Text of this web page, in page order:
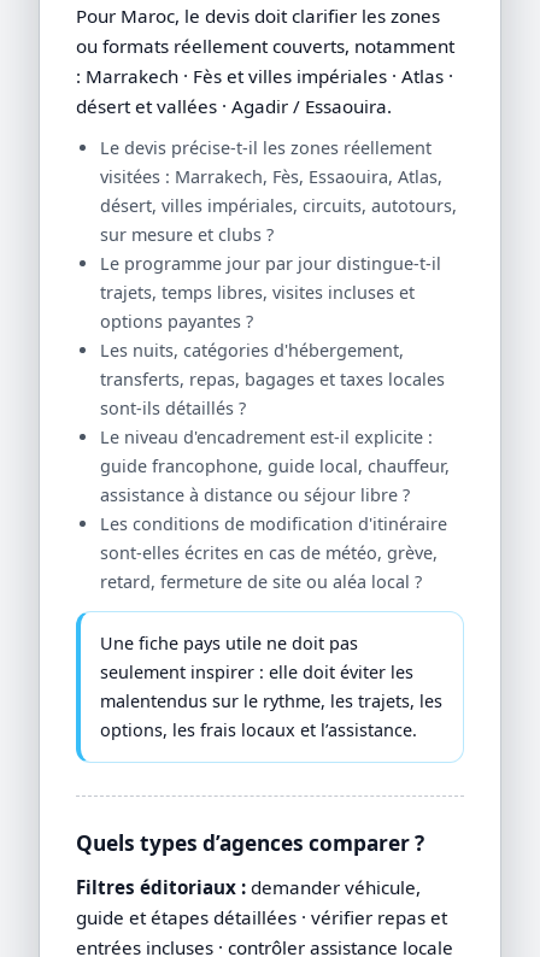
Pour Maroc, le devis doit clarifier les zones
ou formats réellement couverts, notamment
: Marrakech · Fès et villes impériales · Atlas ·
désert et vallées · Agadir / Essaouira.
Le devis précise-t-il les zones réellement
visitées : Marrakech, Fès, Essaouira, Atlas,
désert, villes impériales, circuits, autotours,
sur mesure et clubs ?
Le programme jour par jour distingue-t-il
trajets, temps libres, visites incluses et
options payantes ?
Les nuits, catégories d'hébergement,
transferts, repas, bagages et taxes locales
sont-ils détaillés ?
Le niveau d'encadrement est-il explicite :
guide francophone, guide local, chauffeur,
assistance à distance ou séjour libre ?
Les conditions de modification d'itinéraire
sont-elles écrites en cas de météo, grève,
retard, fermeture de site ou aléa local ?
Une fiche pays utile ne doit pas
seulement inspirer : elle doit éviter les
malentendus sur le rythme, les trajets, les
options, les frais locaux et l’assistance.
Quels types d’agences comparer ?
Filtres éditoriaux : demander véhicule,
guide et étapes détaillées · vérifier repas et
entrées incluses · contrôler assistance locale